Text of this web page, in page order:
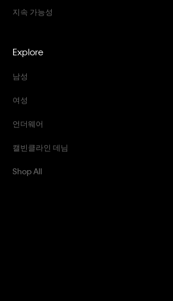
Explore
남성
여성
언더웨어
캘빈클라인 데님
Shop All
지속 가능성